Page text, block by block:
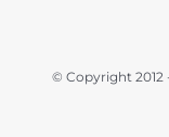
© Copyright 2012